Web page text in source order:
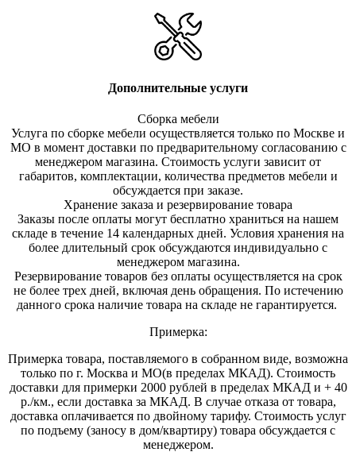
Дополнительные услуги
Сборка мебели
Услуга по сборке мебели осуществляется только по Москве и
МО в момент доставки по предварительному согласованию с
менеджером магазина. Стоимость услуги зависит от
габаритов, комплектации, количества предметов мебели и
обсуждается при заказе.
Хранение заказа и резервирование товара
Заказы после оплаты могут бесплатно храниться на нашем
складе в течение 14 календарных дней. Условия хранения на
более длительный срок обсуждаются индивидуально с
менеджером магазина.
Резервирование товаров без оплаты осуществляется на срок
не более трех дней, включая день обращения. По истечению
данного срока наличие товара на складе не гарантируется.
Примерка:
Примерка товара, поставляемого в собранном виде, возможна
только по г. Москва и МО(в пределах МКАД). Стоимость
доставки для примерки 2000 рублей в пределах МКАД и + 40
р./км., если доставка за МКАД. В случае отказа от товара,
доставка оплачивается по двойному тарифу. Стоимость услуг
по подъему (заносу в дом/квартиру) товара обсуждается с
менеджером.